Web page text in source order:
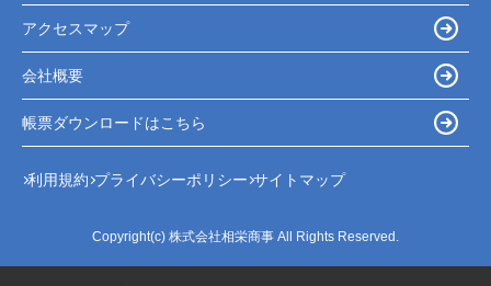
アクセスマップ
会社概要
帳票ダウンロードはこちら
利用規約 プライバシーポリシー サイトマップ
Copyright(c) 株式会社相栄商事 All Rights Reserved.